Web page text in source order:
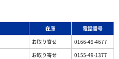
在庫
電話番号
お取り寄せ
0166-49-4677
お取り寄せ
0155-49-1377